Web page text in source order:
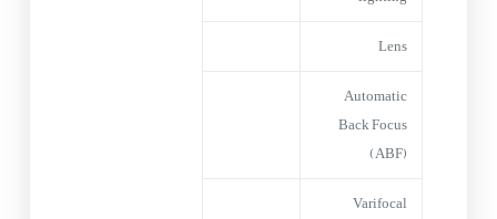
Lens
Automatic
Back Focus
(ABF)
Varifocal